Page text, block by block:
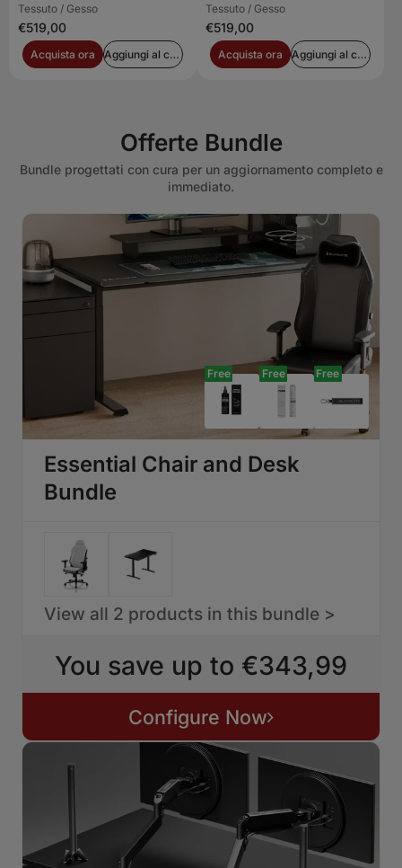
Tessuto / Gesso
€519,00
Acquista ora Aggiungi al carrello
Tessuto / Gesso
€519,00
Acquista ora Aggiungi al carrello
Offerte Bundle
Bundle progettati con cura per un aggiornamento completo e
immediato.
Free Free Free
Essential Chair and Desk
Bundle
View all 2 products in this bundle >
You save up to €343,99
Configure Now